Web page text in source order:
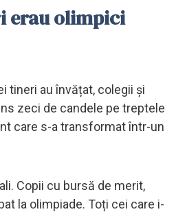
erau olimpici
tineri au învățat, colegii și
zeci de candele pe treptele
care s-a transformat într-un
Copii cu bursă de merit,
la olimpiade. Toți cei care i-